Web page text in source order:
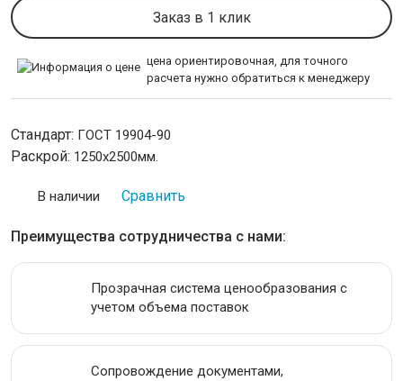
Лист холоднокатаный
Профнастил оцинкованный
Профнастил окрашенный
Лист просечно вытяжной ПВЛ
ТРУБОПРОВОДНАЯ АРМАТУРА
НЕРЖАВЕЙКА
КАЛИБРОВАННАЯ СТАЛЬ
ИНСТРУМЕНТАЛЬНАЯ СТАЛЬ
Заказ в 1 клик
цена ориентировочная, для точного
расчета нужно обратиться к менеджеру
Стандарт: ГОСТ 19904-90
Раскрой: 1250х2500мм.
В наличии Сравнить
Преимущества сотрудничества с нами:
Прозрачная система ценообразования с
учетом объема поставок
Сопровождение документами,